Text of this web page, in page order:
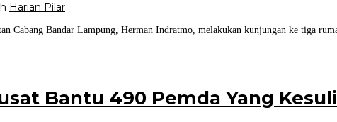
Harian Pilar
Cabang Bandar Lampung, Herman Indratmo, melakukan kunjungan ke tiga
Bantu 490 Pemda Yang